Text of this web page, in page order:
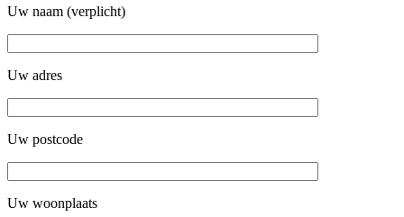
Uw naam (verplicht)
Uw adres
Uw postcode
Uw woonplaats